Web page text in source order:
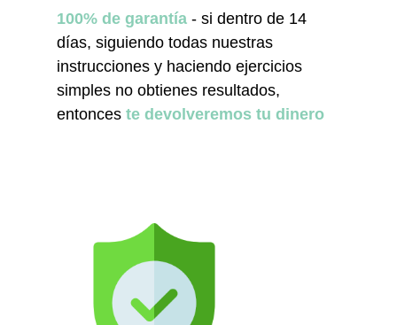
100% de garantía - si dentro de 14
días, siguiendo todas nuestras
instrucciones y haciendo ejercicios
simples no obtienes resultados,
entonces te devolveremos tu dinero